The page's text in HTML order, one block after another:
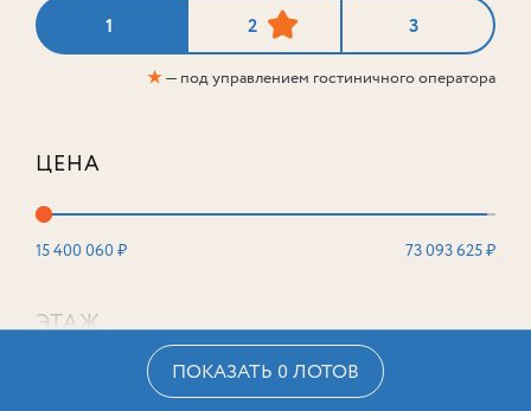
1 2 3
★— под управлением гостиничного оператора
ЦЕНА
15 400 060 ₽ 73 093 625 ₽
ЭТАЖ
ПОКАЗАТЬ 0 ЛОТОВ